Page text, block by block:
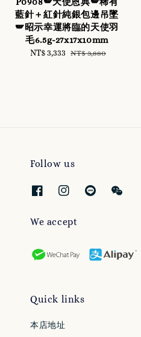
藍針＋紅針純銀包邊吊墜
🪽昭示幸運將臨的天使羽
毛6.5g-27x17x10mm
Sale
NT$ 3,333 Regular
NT$ 3,880
Follow us
We accept
Quick links
本店地址